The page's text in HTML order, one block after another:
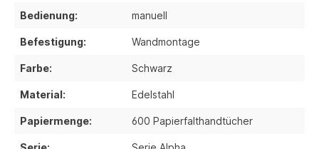
Bedienung: manuell
Befestigung: Wandmontage
Farbe: Schwarz
Material: Edelstahl
Papiermenge: 600 Papierfalthandtücher